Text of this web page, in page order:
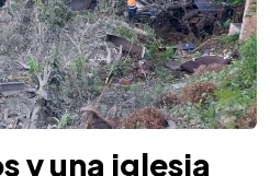
y una iglesia